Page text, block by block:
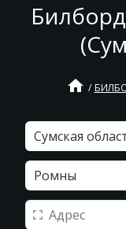
home
Сумская
Ромны